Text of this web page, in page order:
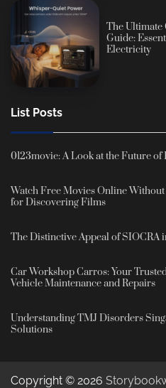
The Ultimate
Guide:
Electricity
List Posts
0123movie: A Look at the Future
Watch Free Movies Online
for Discovering Films
The Distinctive Appeal of SIOCRA
Car Workshop Carros: Your
Vehicle Maintenance and Repairs
Understanding TMJ Disorders
Solutions
Copyright © 2026